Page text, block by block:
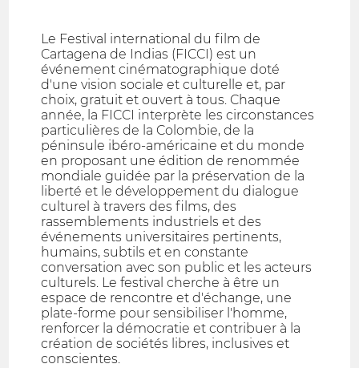
Le Festival international du film de
Cartagena de Indias (FICCI) est un
événement cinématographique doté
d'une vision sociale et culturelle et, par
choix, gratuit et ouvert à tous. Chaque
année, la FICCI interprète les circonstances
particulières de la Colombie, de la
péninsule ibéro-américaine et du monde
en proposant une édition de renommée
mondiale guidée par la préservation de la
liberté et le développement du dialogue
culturel à travers des films, des
rassemblements industriels et des
événements universitaires pertinents,
humains, subtils et en constante
conversation avec son public et les acteurs
culturels. Le festival cherche à être un
espace de rencontre et d'échange, une
plate-forme pour sensibiliser l'homme,
renforcer la démocratie et contribuer à la
création de sociétés libres, inclusives et
conscientes.